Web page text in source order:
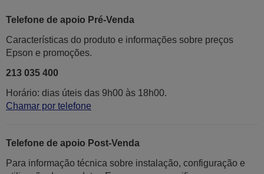
Telefone de apoio Pré-Venda
Características do produto e informações sobre preços
Epson e promoções.
213 035 400
Horário: dias úteis das 9h00 às 18h00.
Chamar por telefone
Telefone de apoio Post-Venda
Para informação técnica sobre instalação, configuração e